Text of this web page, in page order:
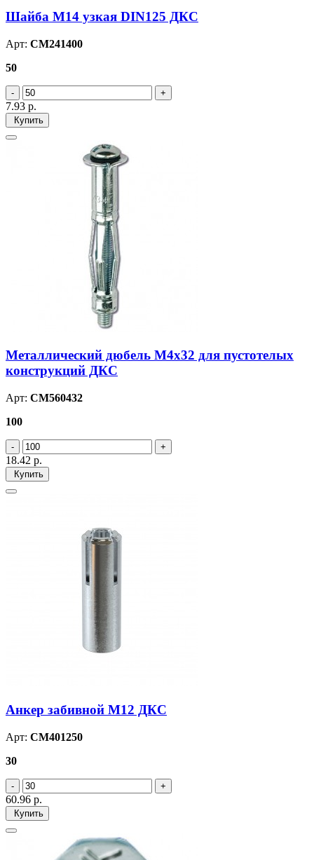
Шайба М14 узкая DIN125 ДКС
Арт: CM241400
50
7.93 р.
Купить
Металлический дюбель М4х32 для пустотелых
конструкций ДКС
Арт: CM560432
100
18.42 р.
Купить
Анкер забивной М12 ДКС
Арт: CM401250
30
60.96 р.
Купить